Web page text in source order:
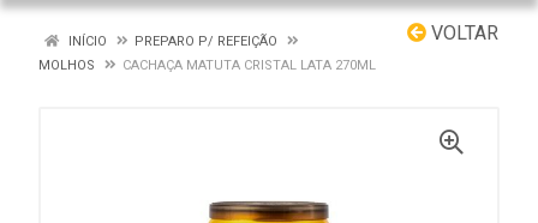
VOLTAR
INÍCIO
PREPARO P/ REFEIÇÃO
MOLHOS
CACHAÇA MATUTA CRISTAL LATA 270ML